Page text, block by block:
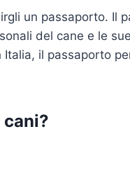
un passaporto. Il
del cane e le
il passaporto